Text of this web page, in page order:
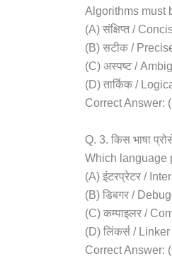
Algorithms must
(A) संक्षिप्त /
(B) सटीक /
(C) अस्पष्ट /
(D) तार्किक /
Correct Answer:
Q. 3. किस भाषा
Which language
(A) इंटरप्रेटर /
(B) डिबगर /
(C) कम्पाइलर /
(D) लिंकर्स / Linker
Correct Answer: